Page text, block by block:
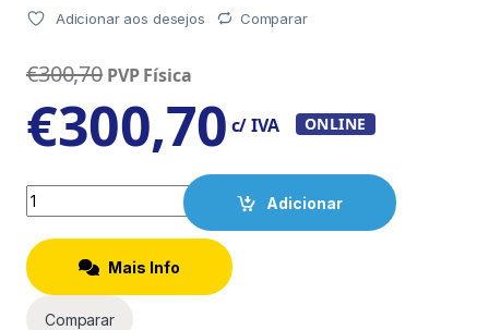
Adicionar aos desejos Comparar
€300,70 PVP Física
€300,70 c/ IVA ONLINE
Quantity
Adicionar
Mais Info
Comparar